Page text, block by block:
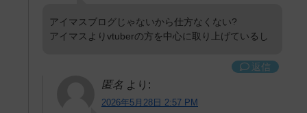
アイマスブログじゃないから仕方なくない?
アイマスよりvtuberの方を中心に取り上げているし
返信
匿名 より:
2026年5月28日 2:57 PM